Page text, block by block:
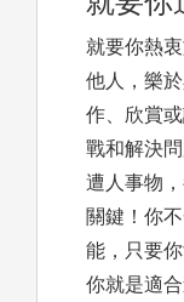
就要你熱
他人，樂
作、欣賞
戰和解決
遭人事物
關鍵！你
能，只要
你就是適